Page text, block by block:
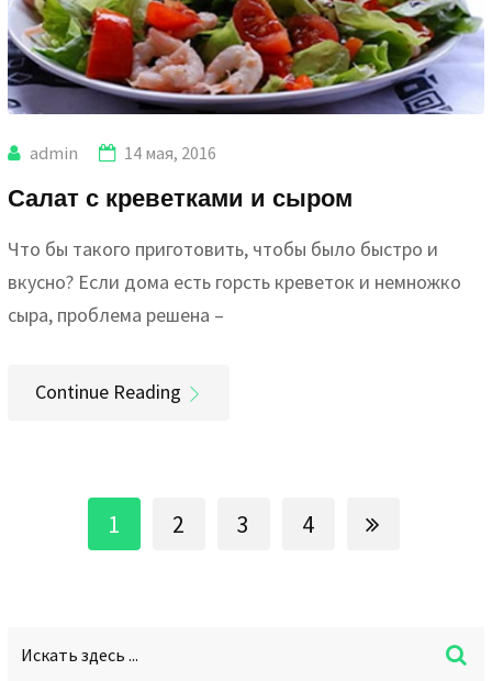
admin 14 мая, 2016
Салат с креветками и сыром
Что бы такого приготовить, чтобы было быстро и
вкусно? Если дома есть горсть креветок и немножко
сыра, проблема решена –
Continue Reading
1 2 3 4